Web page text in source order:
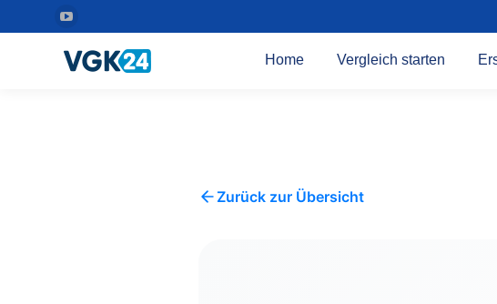
YouTube
Seite
wird
Home Vergleich starten
Zurück zur Übersicht